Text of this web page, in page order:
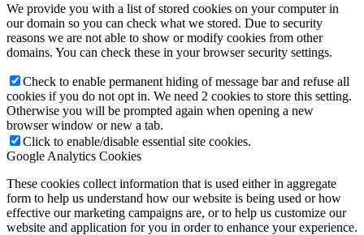
We provide you with a list of stored cookies on your computer in
our domain so you can check what we stored. Due to security
reasons we are not able to show or modify cookies from other
domains. You can check these in your browser security settings.
Check to enable permanent hiding of message bar and refuse all
cookies if you do not opt in. We need 2 cookies to store this setting.
Otherwise you will be prompted again when opening a new
browser window or new a tab.
Click to enable/disable essential site cookies.
Google Analytics Cookies
These cookies collect information that is used either in aggregate
form to help us understand how our website is being used or how
effective our marketing campaigns are, or to help us customize our
website and application for you in order to enhance your experience.